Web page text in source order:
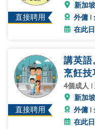
直接聘用
新加坡
外傭 |
在此
直接聘用
講英語
烹飪技
4個成人 |
新加坡
外傭 |
在此